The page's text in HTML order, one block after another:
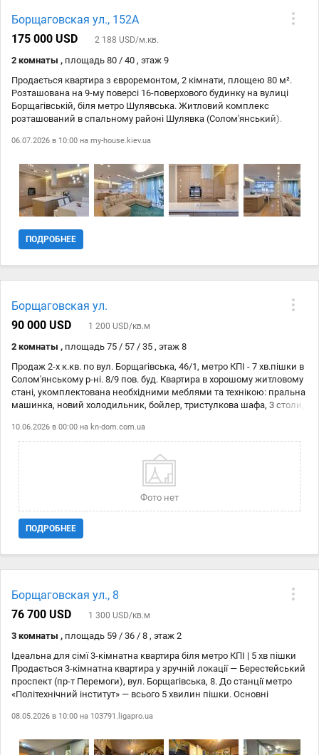
Борщаговская ул., 152А
175 000 USD
2 188 USD/м.кв.
2 комнаты , площадь 80 / 40 , этаж 9
Продається квартира з євроремонтом, 2 кімнати, площею 80 м².
Розташована на 9-му поверсі 16-поверхового будинку на вулиці
Борщагівській, біля метро Шулявська. Житловий комплекс
розташований в спальному районі Шулявка (Солом'янський).
побутовою технікою (електроплита, мікрохвильова піч, електрична
санвузлі. У будинку консьєрж та домофон для вашої безпеки.
Поспішіть купити цю затишну квартиру і насолоджуйтесь
комфортом!
06.07.2026 в 10:00 на my-house.kiev.ua
ПОДРОБНЕЕ
Борщаговская ул.
90 000 USD
1 200 USD/кв.м
2 комнаты , площадь 75 / 57 / 35 , этаж 8
Продаж 2-х к.кв. по вул. Борщагівська, 46/1, метро КПІ - 7 хв.пішки в
Солом'янському р-ні. 8/9 пов. буд. Квартира в хорошому житловому
стані, укомплектована необхідними меблями та технікою: пральна
машинка, новий холодильник, бойлер, тристулкова шафа, 3 столи,
нові кухонні меблі + крани, газова плита. Розвинена
інфраструктура: поруч метро, парк, ТРЦ, магазини, супермаркети,
відділення пошти.№ 21146415
10.06.2026 в 00:00 на kn-dom.com.ua
Фото нет
ПОДРОБНЕЕ
Борщаговская ул., 8
76 700 USD
1 300 USD/кв.м
3 комнаты , площадь 59 / 36 / 8 , этаж 2
Ідеальна для сімї 3-кімнатна квартира біля метро КПІ | 5 хв пішки
Продається 3-кімнатна квартира у зручній локації — Берестейський
проспект (пр-т Перемоги), вул. Борщагівська, 8. До станції метро
«Політехнічний інститут» — всього 5 хвилин пішки. Основні
роздільний санвузол – відкритий балкон – 2 поверх із 9 –
ремонту — чудова можливість зробити все під себе без переплати
08.05.2026 в 10:00 на 103791.ligapro.ua